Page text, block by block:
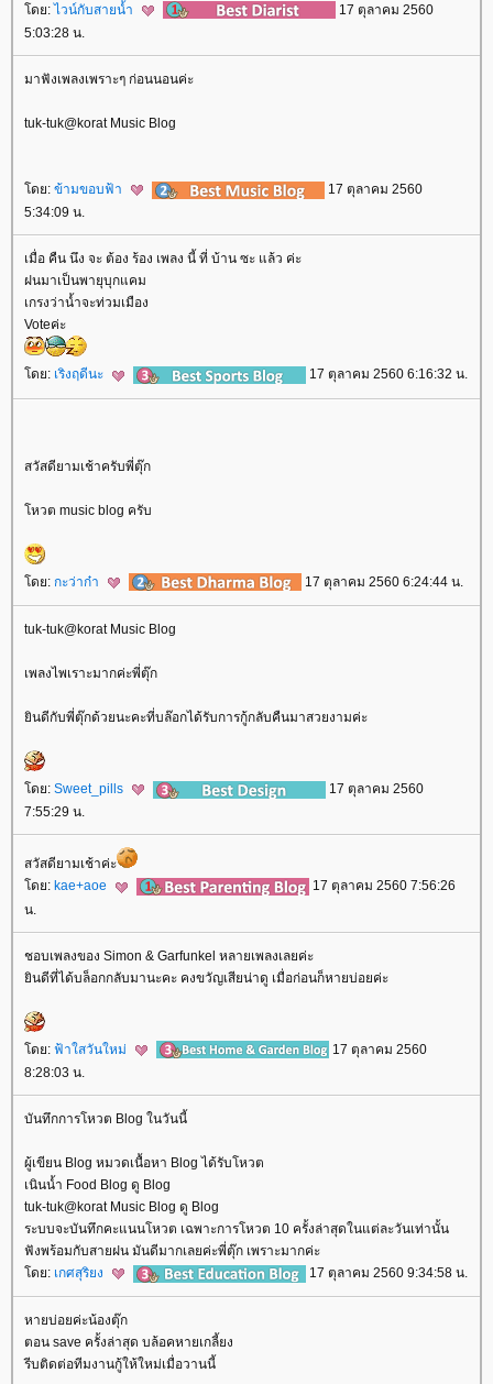
ดย:ไวน์กับสายน้ำ
17 ตุลาคม 2560
5:03:28 น.
มาฟังเพลงเพราะๆ ก่อนนอนค่ะ
tuk-tuk@korat Music Blog
ดย: ข้ามขอบฟ้า
17 ตุลาคม 2560
5:34:09 น.
เมื่อ คืน นึง จะ ต้อง ร้อง เพลง นี้ ที่ บ้าน ซะ แล้ว ค่ะ
ฝนมาเป็นพายุบุกแคม
เกรงว่าน้ำจะท่วมเมือง
Voteค่ะ
ดย: เริงฤดีนะ 17 ตุลาคม 2560 6:16:32 น.
สวัสดียามเช้าครับพี่ตุ๊ก
หวต music blog ครับ
ดย: กะว่าก๋า 17 ตุลาคม 2560 6:24:44 น.
tuk-tuk@korat Music Blog
เพลงไพเราะมากค่ะพี่ตุ๊ก
ินดีกับพี่ตุ๊กด้วยนะคะที่บล๊อกได้รับการกู้กลับคืนมาสวยงามค่ะ
ดย: Sweet_pills
17 ตุลาคม 2560
7:55:29 น.
สวัสดียามเช้าค่ะ
ดย: kae+aoe
17 ตุลาคม 2560 7:56:26
น.
ชอบเพลงของ Simon & Garfunkel หลายเพลงเลยค่ะ
ินดีที่ได้บล็อกกลับมานะคะ คงขวัญเสียน่าดู เมื่อก่อนก็หายบ่อยค่ะ
ดย: ฟ้าใสวันใหม่
17 ตุลาคม 2560
8:28:03 น.
บันทึกการโหวต Blog ในวันนี้
ผู้เขียน Blog หมวดเนื้อหา Blog ได้รับโหวต
เนินน้ำ Food Blog ดู Blog
tuk-tuk@korat Music Blog ดู Blog
ระบบจะบันทึกคะแนนโหวต เฉพาะการโหวต 10 ครั้งล่าสุดในแต่ละวันเท่านั้น
ฟังพร้อมกับสายฝน มันดีมากเลยค่ะพี่ตุ๊ก เพราะมากค่ะ
ดย: เกศสุริยง 17 ตุลาคม 2560 9:34:58 น.
หายบ่อยค่ะน้องตุ๊ก
ตอน save ครั้งล่าสุด บล้อคหายเกลี้ยง
รีบติดต่อทีมงานกู้ให้ใหม่เมื่อวานนี้